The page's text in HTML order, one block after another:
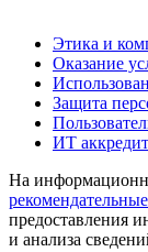
Этика и
Оказание
Защита
ИТ
На
предоставления
и анализа